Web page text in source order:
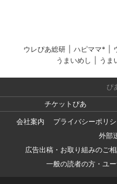
ウレぴあ総研 ハピママ*
うまいめし
うま
ぴ
チケットぴあ
会社案内
プライバシーポリ
外部
広告出稿・お取り組みのご
一般の読者の方・ユ